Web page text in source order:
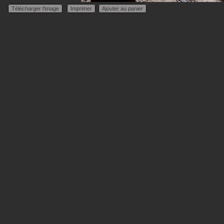
Télécharger l'image Imprimer Ajouter au panier